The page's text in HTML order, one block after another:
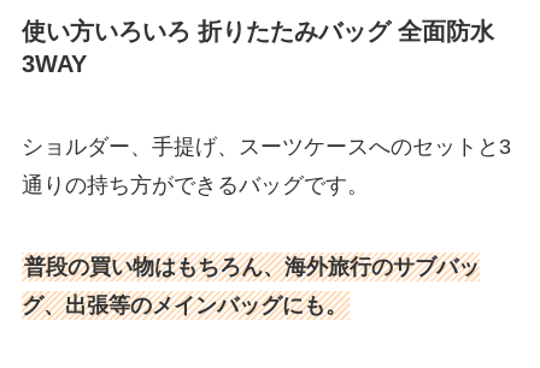
使い方いろいろ 折りたたみバッグ 全面防水
3WAY
ショルダー、手提げ、スーツケースへのセットと3
通りの持ち方ができるバッグです。
普段の買い物はもちろん、海外旅行のサブバッ
グ、出張等のメインバッグにも。